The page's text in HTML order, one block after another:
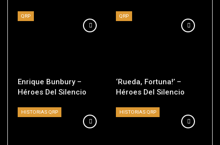
QRP
Enrique Bunbury –
Héroes Del Silencio
QRP
‘Rueda, Fortuna!’ –
Héroes Del Silencio
HISTORIAS QRP HISTORIAS QRP